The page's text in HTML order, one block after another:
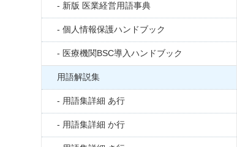
新版 医業経営用語事典
個人情報保護ハンドブック
医療機関BSC導入ハンドブック
用語解説集
用語集詳細 あ行
用語集詳細 か行